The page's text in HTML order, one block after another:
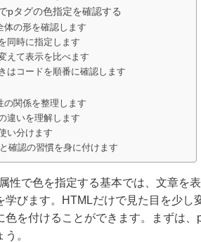
pタグの色指定を確認する
体の形を確認します
同時に指定します
えて表示を比べます
はコードを順番に確認します
の関係を整理します
違いを理解します
い分けます
確認の習慣を身に付けます
性で色を指定する基本では、文章を
学びます。HTMLだけで見た目を少し
色を付けることができます。まずは
。